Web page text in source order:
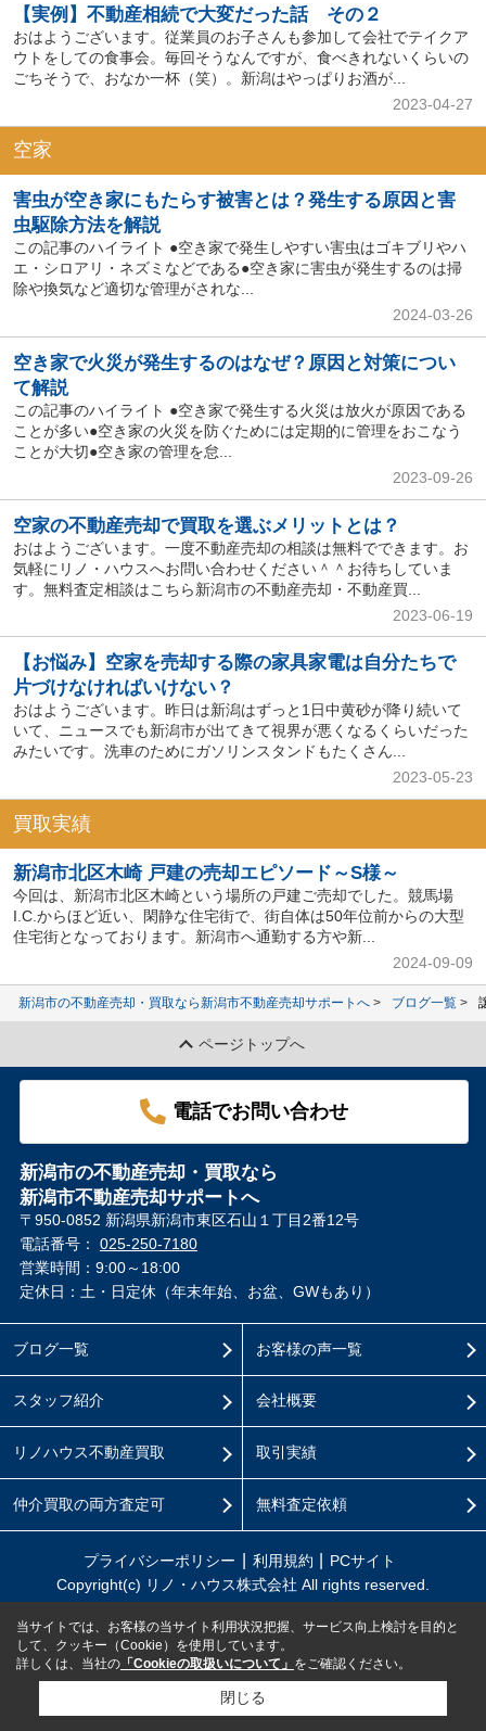
【実例】不動産相続で大変だった話 その２
おはようございます。従業員のお子さんも参加して会社でテイクア
ウトをしての食事会。毎回そうなんですが、食べきれないくらいの
ごちそうで、おなか一杯（笑）。新潟はやっぱりお酒が...
2023-04-27
空家
害虫が空き家にもたらす被害とは？発生する原因と害
虫駆除方法を解説
この記事のハイライト ●空き家で発生しやすい害虫はゴキブリやハ
エ・シロアリ・ネズミなどである●空き家に害虫が発生するのは掃
除や換気など適切な管理がされな...
2024-03-26
空き家で火災が発生するのはなぜ？原因と対策につい
て解説
この記事のハイライト ●空き家で発生する火災は放火が原因である
ことが多い●空き家の火災を防ぐためには定期的に管理をおこなう
ことが大切●空き家の管理を怠...
2023-09-26
空家の不動産売却で買取を選ぶメリットとは？
おはようございます。一度不動産売却の相談は無料でできます。お
気軽にリノ・ハウスへお問い合わせください＾＾お待ちしていま
す。無料査定相談はこちら新潟市の不動産売却・不動産買...
2023-06-19
【お悩み】空家を売却する際の家具家電は自分たちで
片づけなければいけない？
おはようございます。昨日は新潟はずっと1日中黄砂が降り続いて
いて、ニュースでも新潟市が出てきて視界が悪くなるくらいだった
みたいです。洗車のためにガソリンスタンドもたくさん...
2023-05-23
買取実績
新潟市北区木崎 戸建の売却エピソード～S様～
今回は、新潟市北区木崎という場所の戸建ご売却でした。競馬場
I.C.からほど近い、閑静な住宅街で、街自体は50年位前からの大型
住宅街となっております。新潟市へ通勤する方や新...
2024-09-09
新潟市の不動産売却・買取なら新潟市不動産売却サポートへ ブログ一覧
ページトップへ
電話でお問い合わせ
新潟市の不動産売却・買取なら
新潟市不動産売却サポートへ
〒950-0852 新潟県新潟市東区石山１丁目2番12号
電話番号： 025-250-7180
営業時間：9:00～18:00
定休日：土・日定休（年末年始、お盆、GWもあり）
ブログ一覧
スタッフ紹介
リノハウス不動産買取
仲介買取の両方査定可
お客様の声一覧
会社概要
取引実績
無料査定依頼
プライバシーポリシー 利用規約
PCサイト
Copyright(c) リノ・ハウス株式会社 All rights reserved.
当サイトでは、お客様の当サイト利用状況把握、サービス向上検討を目的と
して、クッキー（Cookie）を使用しています。
詳しくは、当社の 「Cookieの取扱いについて」 をご確認ください。
閉じる